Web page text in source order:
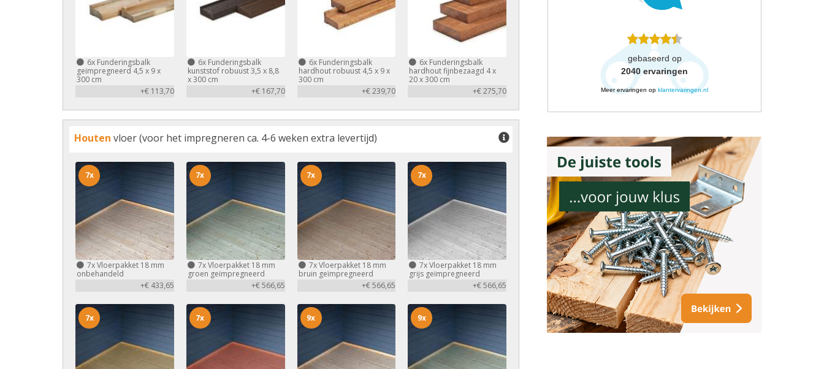
6x Funderingsbalk
geïmpregneerd 4,5 x 9 x
300 cm
+€ 113,70
6xFunderingsbalk
kunststof robuust 3,5 x 8,8
x 300 cm
+€ 167,70
6xFunderingsbalk
hardhout robuust 4,5 x 9 x
300 cm
+€ 239,70
6x Funderingsbalk
hardhout fijnbezaagd 4 x
20 x 300 cm
+€ 275,70
Houten vloer (voor het impregneren ca. 4-6 weken extra levertijd)
7xVloerpakket 18 mm
onbehandeld
+€ 433,65
7x
7xVloerpakket 18 mm
groen geïmpregneerd
+€ 566,65
7x
7xVloerpakket 18 mm
bruin geïmpregneerd
+€ 566,65
7x
7xVloerpakket 18 mm
grijs geïmpregneerd
+€ 566,65
7x
7x 7x 9x 9x
gebaseerd op
2040 ervaringen
Meer ervaringen op klantervaringen.nl